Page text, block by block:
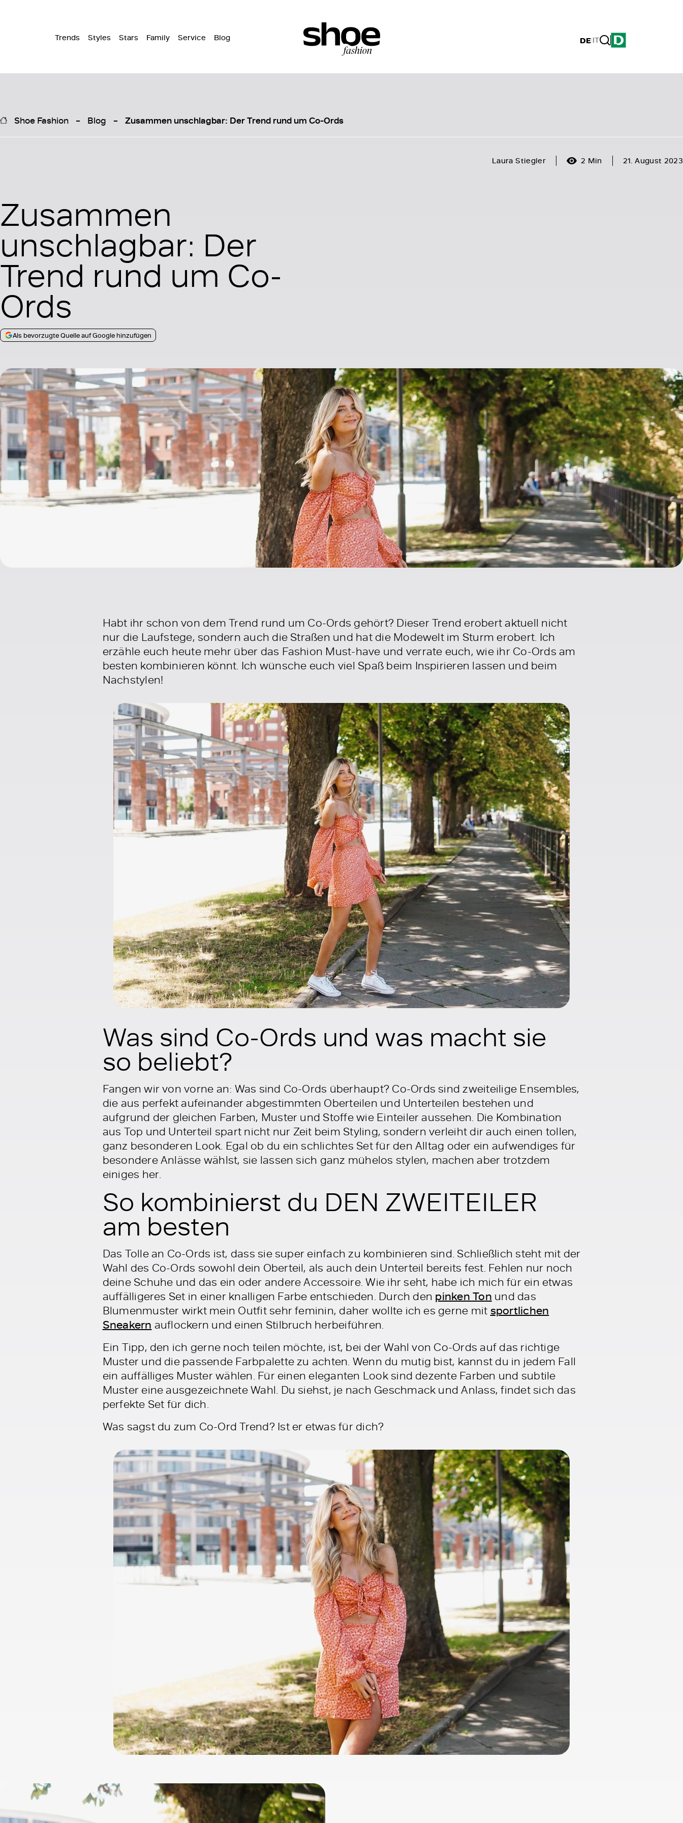
Trends Styles Stars Family Service Blog DE|IT
Shoe Fashion Blog Zusammen unschlagbar: Der Trend rund um Co-Ords
Laura Stiegler 2 Min 21. August 2023
Zusammen
unschlagbar: Der
Trend rund um Co-
Ords
Als bevorzugte Quelle auf Google hinzufügen
Habt ihr schon von dem Trend rund um Co-Ords gehört? Dieser Trend erobert aktuell nicht
nur die Laufstege, sondern auch die Straßen und hat die Modewelt im Sturm erobert. Ich
erzähle euch heute mehr über das Fashion Must-have und verrate euch, wie ihr Co-Ords am
besten kombinieren könnt. Ich wünsche euch viel Spaß beim Inspirieren lassen und beim
Nachstylen!
Was sind Co-Ords und was macht sie
so beliebt?
Fangen wir von vorne an: Was sind Co-Ords überhaupt? Co-Ords sind zweiteilige Ensembles,
die aus perfekt aufeinander abgestimmten Oberteilen und Unterteilen bestehen und
aufgrund der gleichen Farben, Muster und Stoffe wie Einteiler aussehen. Die Kombination
aus Top und Unterteil spart nicht nur Zeit beim Styling, sondern verleiht dir auch einen tollen,
ganz besonderen Look. Egal ob du ein schlichtes Set für den Alltag oder ein aufwendiges für
besondere Anlässe wählst, sie lassen sich ganz mühelos stylen, machen aber trotzdem
einiges her.
So kombinierst du DEN ZWEITEILER
am besten
Das Tolle an Co-Ords ist, dass sie super einfach zu kombinieren sind. Schließlich steht mit der
Wahl des Co-Ords sowohl dein Oberteil, als auch dein Unterteil bereits fest. Fehlen nur noch
deine Schuhe und das ein oder andere Accessoire. Wie ihr seht, habe ich mich für ein etwas
auffälligeres Set in einer knalligen Farbe entschieden. Durch den pinken Ton und das
Blumenmuster wirkt mein Outfit sehr feminin, daher wollte ich es gerne mit sportlichen
Sneakern auflockern und einen Stilbruch herbeiführen.
Ein Tipp, den ich gerne noch teilen möchte, ist, bei der Wahl von Co-Ords auf das richtige
Muster und die passende Farbpalette zu achten. Wenn du mutig bist, kannst du in jedem Fall
ein auffälliges Muster wählen. Für einen eleganten Look sind dezente Farben und subtile
Muster eine ausgezeichnete Wahl. Du siehst, je nach Geschmack und Anlass, findet sich das
perfekte Set für dich.
Was sagst du zum Co-Ord Trend? Ist er etwas für dich?